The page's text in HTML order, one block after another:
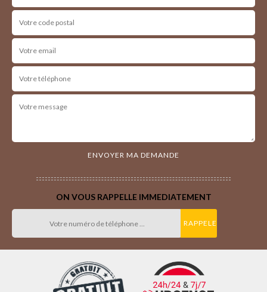
ON VOUS RAPPELLE IMMEDIATEMENT